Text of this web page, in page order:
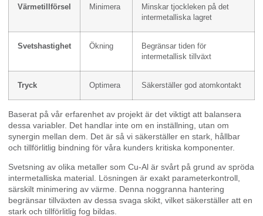
Värmetillförsel Minimera
Minskar tjockleken på det
intermetalliska lagret
Svetshastighet Ökning
Begränsar tiden för
intermetallisk tillväxt
Tryck Optimera Säkerställer god atomkontakt
Baserat på vår erfarenhet av projekt är det viktigt att balansera
dessa variabler. Det handlar inte om en inställning, utan om
synergin mellan dem. Det är så vi säkerställer en stark, hållbar
och tillförlitlig bindning för våra kunders kritiska komponenter.
Svetsning av olika metaller som Cu-Al är svårt på grund av spröda
intermetalliska material. Lösningen är exakt parameterkontroll,
särskilt minimering av värme. Denna noggranna hantering
begränsar tillväxten av dessa svaga skikt, vilket säkerställer att en
stark och tillförlitlig fog bildas.